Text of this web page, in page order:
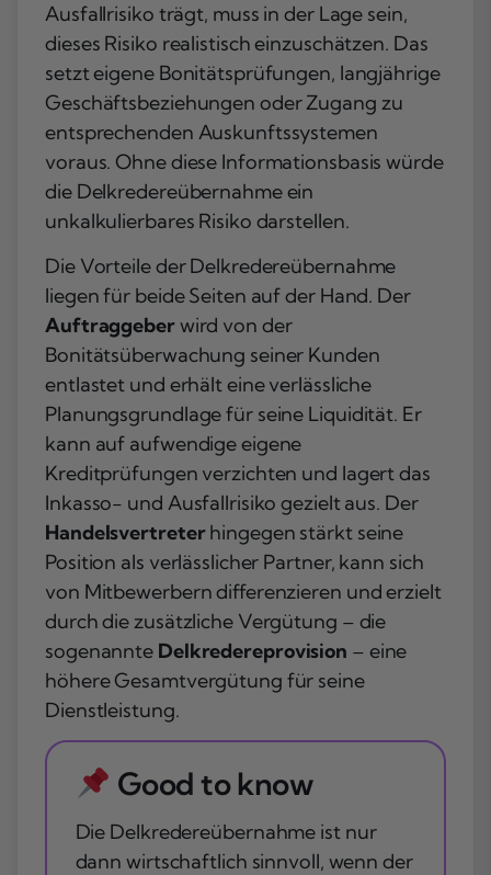
Ausfallrisiko trägt, muss in der Lage sein,
dieses Risiko realistisch einzuschätzen. Das
setzt eigene Bonitätsprüfungen, langjährige
Geschäftsbeziehungen oder Zugang zu
entsprechenden Auskunftssystemen
voraus. Ohne diese Informationsbasis würde
die Delkredereübernahme ein
unkalkulierbares Risiko darstellen.
Die Vorteile der Delkredereübernahme
liegen für beide Seiten auf der Hand. Der
Auftraggeberwird von der
Bonitätsüberwachung seiner Kunden
entlastet und erhält eine verlässliche
Planungsgrundlage für seine Liquidität. Er
kann auf aufwendige eigene
Kreditprüfungen verzichten und lagert das
Inkasso- und Ausfallrisiko gezielt aus. Der
Handelsvertreterhingegen stärkt seine
Position als verlässlicher Partner, kann sich
von Mitbewerbern differenzieren und erzielt
durch die zusätzliche Vergütung – die
sogenannte Delkredereprovision – eine
höhere Gesamtvergütung für seine
Dienstleistung.
Good to know
Die Delkredereübernahme ist nur
dann wirtschaftlich sinnvoll, wenn der